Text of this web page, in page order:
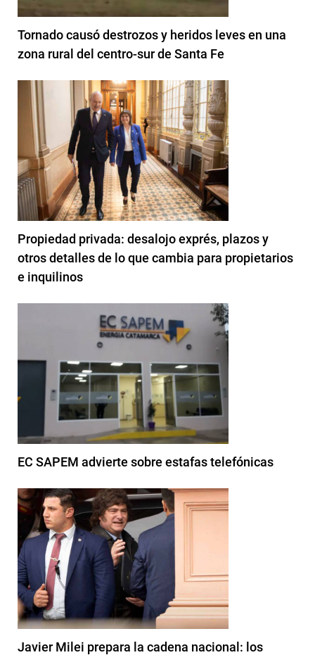
Tornado causó destrozos y heridos leves en una
zona rural del centro-sur de Santa Fe
Propiedad privada: desalojo exprés, plazos y
otros detalles de lo que cambia para propietarios
e inquilinos
EC SAPEM advierte sobre estafas telefónicas
Javier Milei prepara la cadena nacional: los